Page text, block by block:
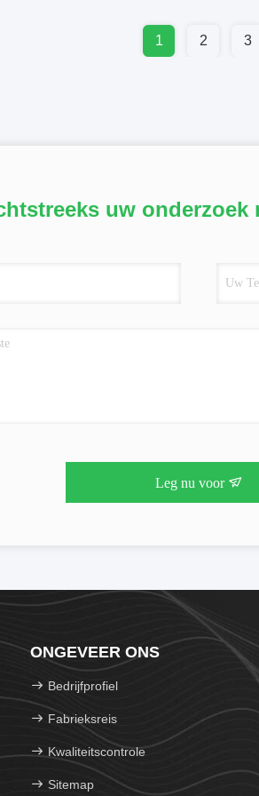
1 2 3
uw onderzoek
Leg nu voor
ONGEVEER ONS
Bedrijfprofiel
Fabrieksreis
Kwaliteitscontrole
Sitemap